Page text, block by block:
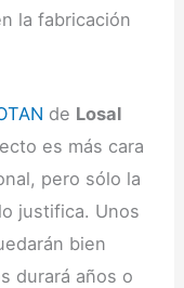
la fabricación
de Losal
es más cara
pero sólo la
justifica. Unos
bien
durará años o